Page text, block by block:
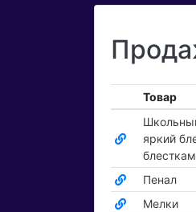
Товар
яркий
Пенал
Мелки